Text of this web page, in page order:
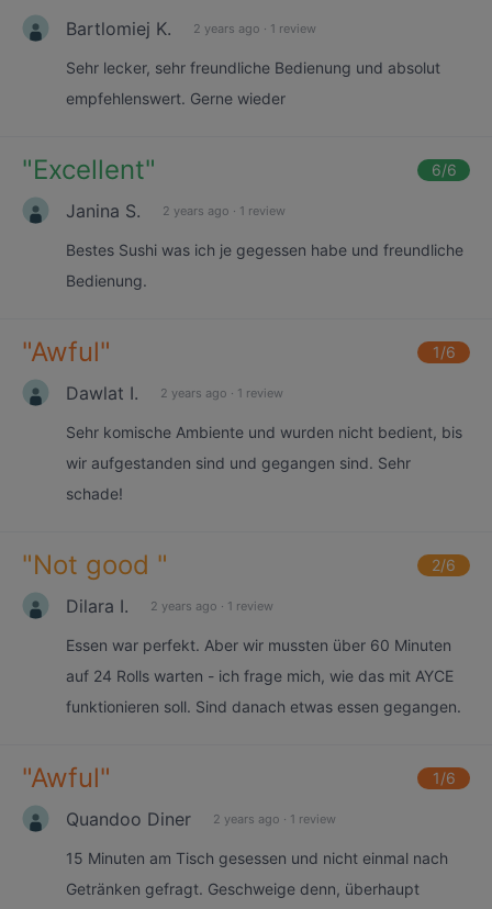
Bartlomiej K. 2 years ago · 1 review
Sehr lecker, sehr freundliche Bedienung und absolut
empfehlenswert. Gerne wieder
"Excellent" 6/6
Janina S. 2 years ago · 1 review
Bestes Sushi was ich je gegessen habe und freundliche
Bedienung.
"Awful" 1/6
Dawlat I. 2 years ago · 1 review
Sehr komische Ambiente und wurden nicht bedient, bis
wir aufgestanden sind und gegangen sind. Sehr
schade!
"Not good " 2/6
Dilara I. 2 years ago · 1 review
Essen war perfekt. Aber wir mussten über 60 Minuten
auf 24 Rolls warten - ich frage mich, wie das mit AYCE
funktionieren soll. Sind danach etwas essen gegangen.
"Awful" 1/6
Quandoo Diner 2 years ago · 1 review
15 Minuten am Tisch gesessen und nicht einmal nach
Getränken gefragt. Geschweige denn, überhaupt